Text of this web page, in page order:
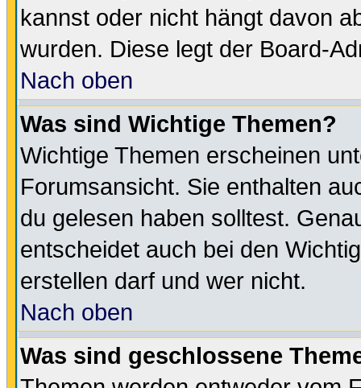
kannst oder nicht hängt davon
wurden. Diese legt der Board-
Nach oben
Was sind Wichtige Themen?
Wichtige Themen erscheinen
Forumsansicht. Sie enthalten
du gelesen haben solltest.
entscheidet auch bei den
erstellen darf und wer nicht.
Nach oben
Was sind geschlossene